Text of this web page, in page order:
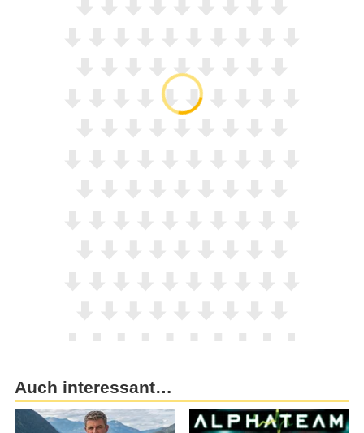
Auch interessant…